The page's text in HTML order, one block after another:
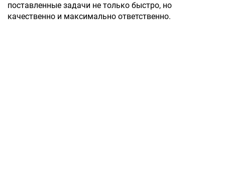
поставленные задачи не только быстро, но
качественно и максимально ответственно.